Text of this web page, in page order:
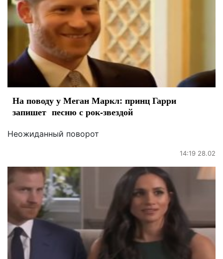
На поводу у Меган Маркл: принц Гарри
запишет песню с рок-звездой
Неожиданный поворот
14:19 28.02